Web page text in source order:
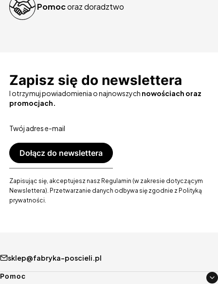
Pomocoraz doradztwo
Zapisz się do newslettera
I otrzymuj powiadomienia o najnowszych nowościach oraz
promocjach.
Twój adres e-mail
Dołącz do newslettera
Zapisując się, akceptujesz nasz Regulamin (w zakresie dotyczącym
Newslettera). Przetwarzanie danych odbywa się zgodnie z Polityką
prywatności.
sklep@fabryka-poscieli.pl
Linki w stopce
Pomoc